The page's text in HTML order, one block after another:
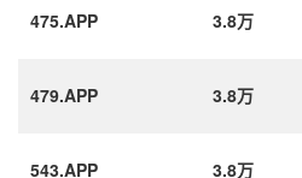
475.APP 3.8万
479.APP 3.8万
543.APP 3.8万